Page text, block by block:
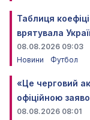
Таблиця
врятувала
08.08.2026 09:03
Новини
Футбол
«Це черговий
офіційною
08.08.2026 08:01